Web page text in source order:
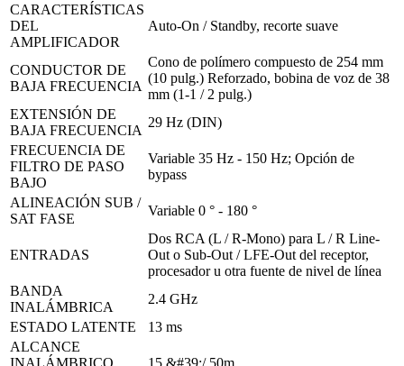
CARACTERÍSTICAS
DEL
AMPLIFICADOR
Auto-On / Standby, recorte suave
CONDUCTOR DE
BAJA FRECUENCIA
Cono de polímero compuesto de 254 mm
(10 pulg.) Reforzado, bobina de voz de 38
mm (1-1 / 2 pulg.)
EXTENSIÓN DE
BAJA FRECUENCIA
29 Hz (DIN)
FRECUENCIA DE
FILTRO DE PASO
BAJO
Variable 35 Hz - 150 Hz; Opción de
bypass
ALINEACIÓN SUB /
SAT FASE
Variable 0 ° - 180 °
ENTRADAS
Dos RCA (L / R-Mono) para L / R Line-
Out o Sub-Out / LFE-Out del receptor,
procesador u otra fuente de nivel de línea
BANDA
INALÁMBRICA
2.4 GHz
ESTADO LATENTE
13 ms
ALCANCE
INALÁMBRICO
15 &#39;/ 50m